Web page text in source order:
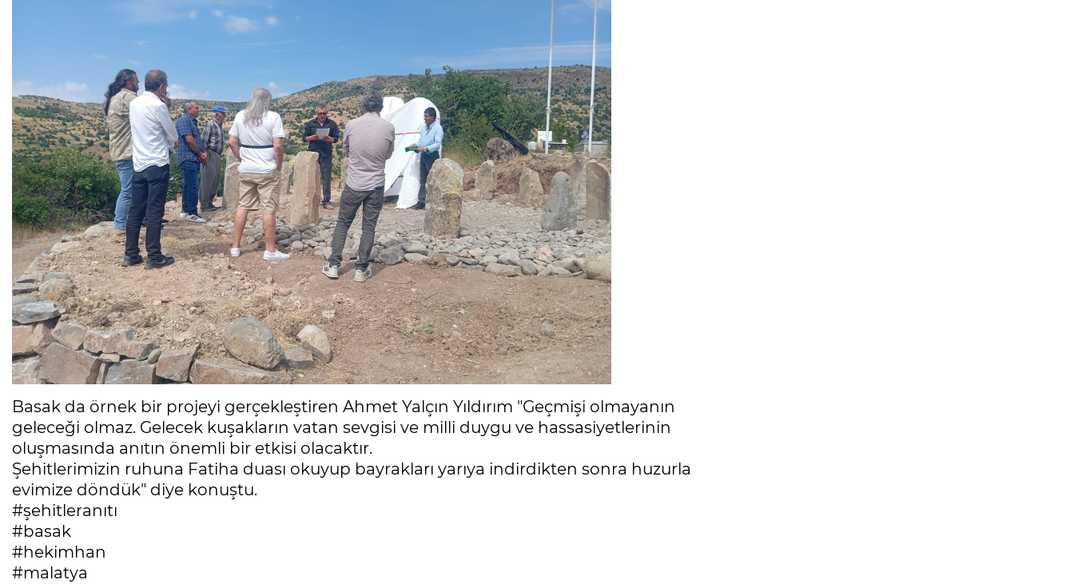
Basak da örnek bir projeyi gerçekleştiren Ahmet Yalçın Yıldırım "‎Geçmişi olmayanın
geleceği olmaz. ‎Gelecek kuşakların vatan sevgisi ve milli duygu ve hassasiyetlerinin
oluşmasında anıtın önemli bir etkisi olacaktır.
‎Şehitlerimizin ruhuna Fatiha duası okuyup bayrakları yarıya indirdikten sonra huzurla
evimize döndük" diye konuştu.
#şehitleranıtı
#basak
#hekimhan
#malatya